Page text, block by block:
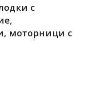
с
моторници с